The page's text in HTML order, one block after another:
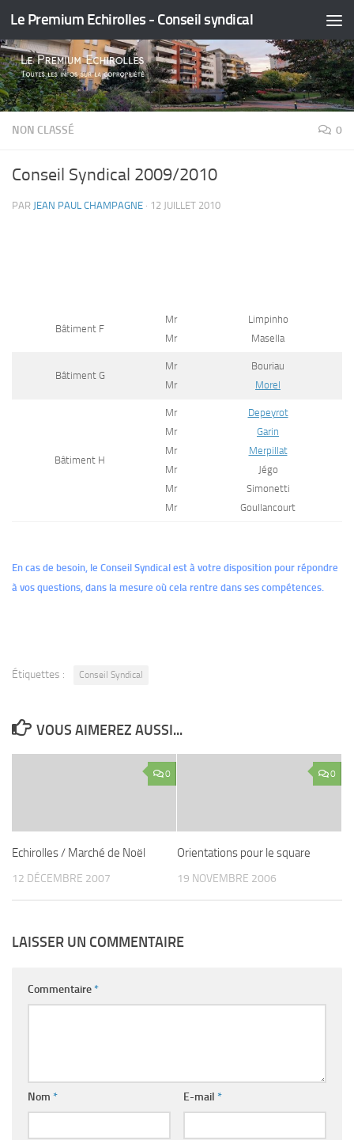
Skip to content
Le Premium Echirolles - Conseil syndical
NON CLASSÉ 0
Conseil Syndical 2009/2010
PAR JEAN PAUL CHAMPAGNE · 12 JUILLET 2010
Bâtiment F
Mr
Mr
Limpinho
Masella
Bâtiment G
Mr
Mr
Bouriau
Morel
Bâtiment H
Mr
Mr
Mr
Mr
Mr
Mr
Depeyrot
Garin
Merpillat
Jégo
Simonetti
Goullancourt
En cas de besoin, le Conseil Syndical est à votre disposition pour répondre
à vos questions, dans la mesure où cela rentre dans ses compétences.
Étiquettes : Conseil Syndical
VOUS AIMEREZ AUSSI...
0
Echirolles / Marché de Noël
12 DÉCEMBRE 2007
0
Orientations pour le square
19 NOVEMBRE 2006
LAISSER UN COMMENTAIRE
Commentaire*
Nom * E-mail *